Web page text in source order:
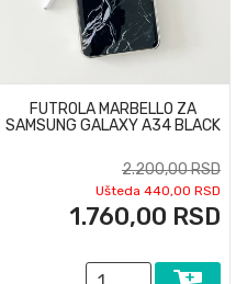
FUTROLA MARBELLO ZA
SAMSUNG GALAXY A34 BLACK
2.200,00 RSD
Ušteda 440,00 RSD
1.760,00 RSD